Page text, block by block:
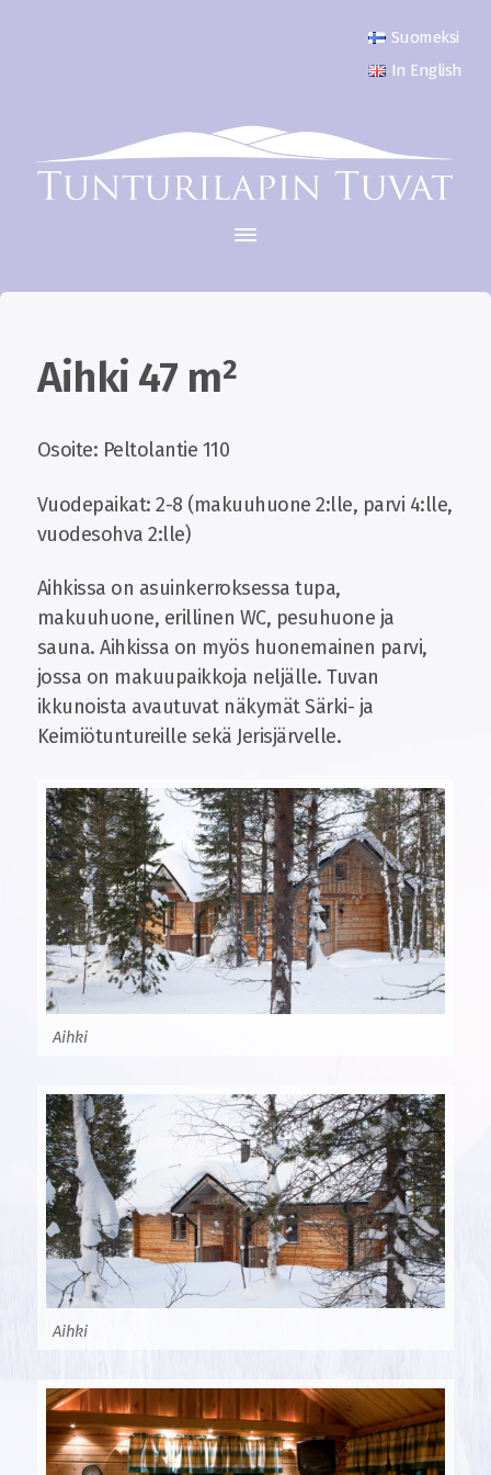
Suomeksi
In English
Aihki 47 m²
Osoite: Peltolantie 110
Vuodepaikat: 2-8 (makuuhuone 2:lle, parvi 4:lle,
vuodesohva 2:lle)
Aihkissa on asuinkerroksessa tupa,
makuuhuone, erillinen WC, pesuhuone ja
sauna. Aihkissa on myös huonemainen parvi,
jossa on makuupaikkoja neljälle. Tuvan
ikkunoista avautuvat näkymät Särki- ja
Keimiötuntureille sekä Jerisjärvelle.
Aihki
Aihki